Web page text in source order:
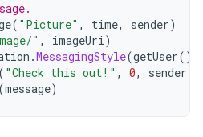
( "Picture" , time, sender)
" , imageUri)
.MessagingStyle(getUser())
( "Check this out!" , 0, sender)
(message)